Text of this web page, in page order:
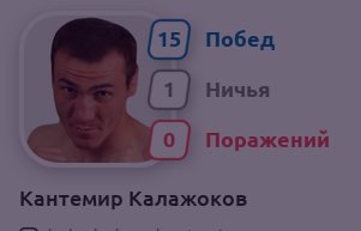
15
1
0
Кантемир Калажоков